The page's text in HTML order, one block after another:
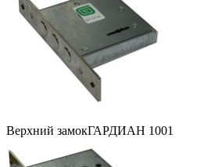
Верхний замокГАРДИАН 1001